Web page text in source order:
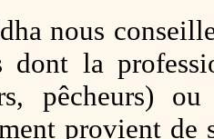
nous
dont la
pêcheurs)
provient